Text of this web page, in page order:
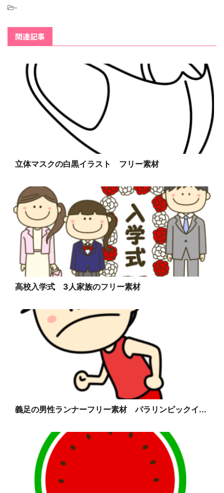
-
関連記事
立体マスクの白黒イラスト フリー素材
高校入学式 3人家族のフリー素材
義足の男性ランナーフリー素材 パラリンピックイ...